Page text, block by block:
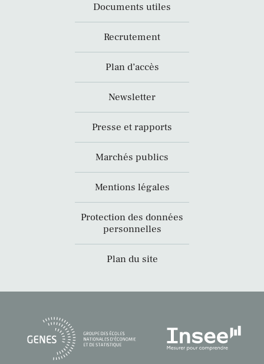
Documents utiles
Recrutement
Plan d’accès
Newsletter
Presse et rapports
Marchés publics
Mentions légales
Protection des données
personnelles
Plan du site